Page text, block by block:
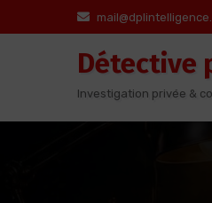
au
Détective
Investigation privée &